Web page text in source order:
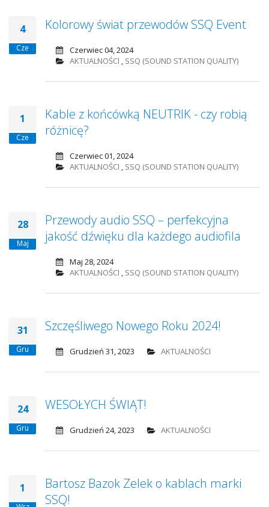
4
Cze
Kolorowy świat przewodów SSQ Event
Czerwiec 04, 2024
AKTUALNOŚCI , SSQ (SOUND STATION QUALITY)
1
Cze
Kable z końcówką NEUTRIK - czy robią
różnicę?
Czerwiec 01, 2024
AKTUALNOŚCI , SSQ (SOUND STATION QUALITY)
28
Maj
Przewody audio SSQ – perfekcyjna
jakość dźwięku dla każdego audiofila
Maj 28, 2024
AKTUALNOŚCI , SSQ (SOUND STATION QUALITY)
31
Gru
Szczęśliwego Nowego Roku 2024!
Grudzień 31, 2023 AKTUALNOŚCI
24
Gru
WESOŁYCH ŚWIĄT!
Grudzień 24, 2023 AKTUALNOŚCI
1
Bartosz Bazok Zelek o kablach marki
SSQ!